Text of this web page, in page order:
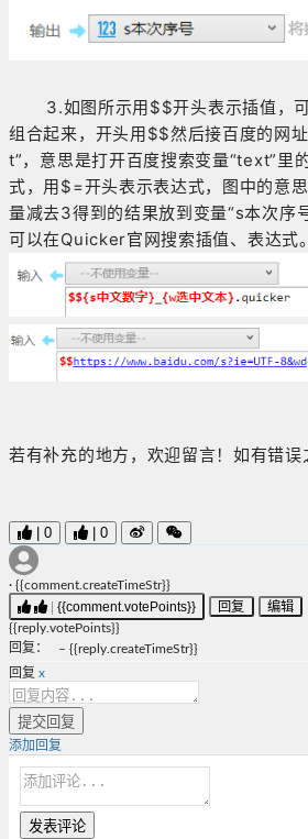
3.如图所示用$$开头表示插值，可
组合起来，开头用$$然后接百度的网
t”，意思是打开百度搜索变量“text”里
式，用$=开头表示表达式，图中的意
量减去3得到的结果放到变量“s本次序
可以在Quicker官网搜索插值、表达式。
若有补充的地方，欢迎留言！如有错误
| 0 | 0
· {{comment.createTimeStr}}
| {{comment.votePoints}} 回复 编辑
{{reply.votePoints}}
回复 ： – {{reply.createTimeStr}}
回复 x
提交回复
添加回复
发表评论